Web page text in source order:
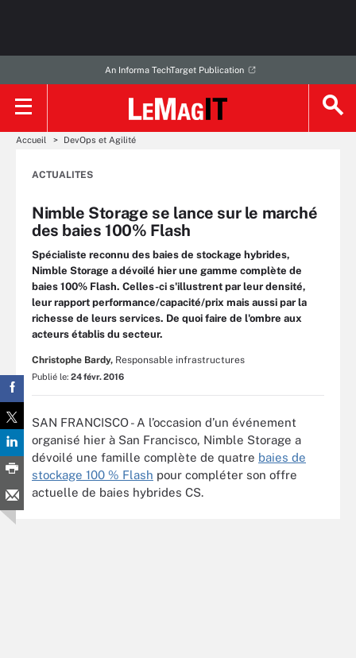
An Informa TechTarget Publication
Accueil DevOps et Agilité
ACTUALITES
Nimble Storage se lance sur le marché
des baies 100% Flash
Spécialiste reconnu des baies de stockage hybrides,
Nimble Storage a dévoilé hier une gamme complète de
baies 100% Flash. Celles-ci s'illustrent par leur densité,
leur rapport performance/capacité/prix mais aussi par la
richesse de leurs services. De quoi faire de l'ombre aux
acteurs établis du secteur.
Christophe Bardy, Responsable infrastructures
Publié le: 24 févr. 2016
SAN FRANCISCO - A l’occasion d’un événement
organisé hier à San Francisco, Nimble Storage a
dévoilé une famille complète de quatre baies de
stockage 100 % Flash pour compléter son offre
actuelle de baies hybrides CS.